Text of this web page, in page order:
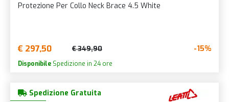
Protezione Per Collo Neck Brace 4.5 White
€ 297,50 € 349,90 -15%
Disponibile Spedizione in 24 ore
Spedizione Gratuita